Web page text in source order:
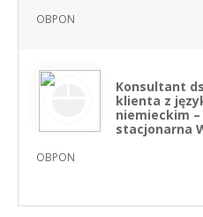
OBPON
Konsultant
klienta z
niemieckim
stacjonarna
OBPON